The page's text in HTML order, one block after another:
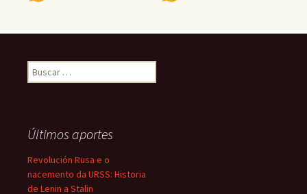
Buscar:
Últimos aportes
Revolución Rusa e o
nacemento da URSS: Historia
de Lenin a Stalin